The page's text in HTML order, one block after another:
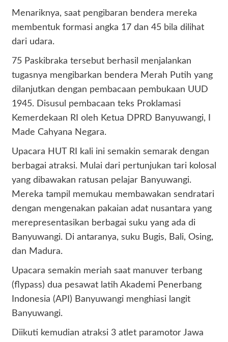
Menariknya, saat pengibaran bendera mereka
membentuk formasi angka 17 dan 45 bila dilihat
dari udara.
75 Paskibraka tersebut berhasil menjalankan
tugasnya mengibarkan bendera Merah Putih yang
dilanjutkan dengan pembacaan pembukaan UUD
1945. Disusul pembacaan teks Proklamasi
Kemerdekaan RI oleh Ketua DPRD Banyuwangi, I
Made Cahyana Negara.
Upacara HUT RI kali ini semakin semarak dengan
berbagai atraksi. Mulai dari pertunjukan tari kolosal
yang dibawakan ratusan pelajar Banyuwangi.
Mereka tampil memukau membawakan sendratari
dengan mengenakan pakaian adat nusantara yang
merepresentasikan berbagai suku yang ada di
Banyuwangi. Di antaranya, suku Bugis, Bali, Osing,
dan Madura.
Upacara semakin meriah saat manuver terbang
(flypass) dua pesawat latih Akademi Penerbang
Indonesia (API) Banyuwangi menghiasi langit
Banyuwangi.
Diikuti kemudian atraksi 3 atlet paramotor Jawa